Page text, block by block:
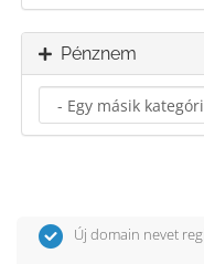
Pénznem
Új domain nevet